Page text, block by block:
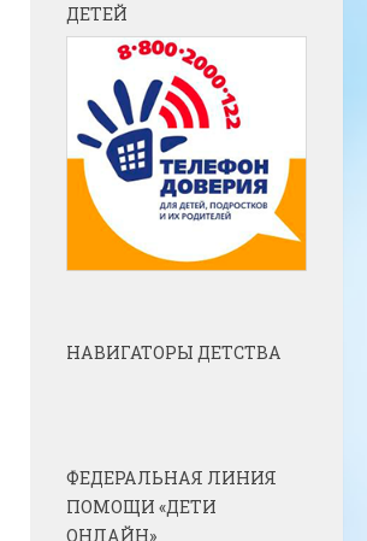
ДЕТЕЙ
НАВИГАТОРЫ ДЕТСТВА
ФЕДЕРАЛЬНАЯ ЛИНИЯ
ПОМОЩИ «ДЕТИ
ОНЛАЙН»